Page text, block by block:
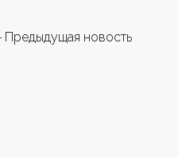
Предыдущая новость